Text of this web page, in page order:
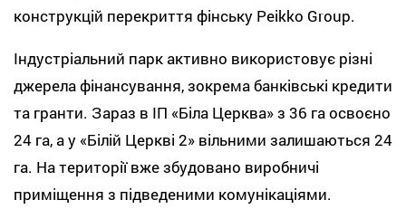
конструкцій перекриття фінську Peikko Group.
Індустріальний парк активно використовує різні
джерела фінансування, зокрема банківські кредити
та гранти. Зараз в ІП «Біла Церква» з 36 га освоєно
24 га, а у «Білій Церкві 2» вільними залишаються 24
га. На території вже збудовано виробничі
приміщення з підведеними комунікаціями.